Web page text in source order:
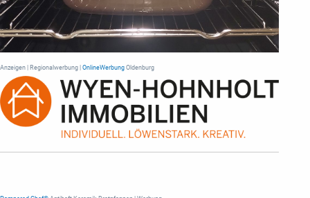
Anzeigen | Regionalwerbung | OnlineWerbung Oldenburg